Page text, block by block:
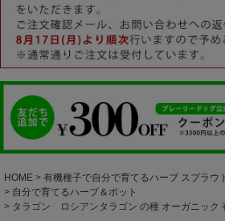
HOME
有機種子で自分で育てるハーブ スプラウ
自分で育てるハーブ＆ポット
タラゴン ロシアンタラゴン の種 オーガニック